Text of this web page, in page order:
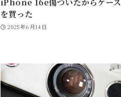
iPhone 16e傷ついたからケース
を買った
2025年6月14日